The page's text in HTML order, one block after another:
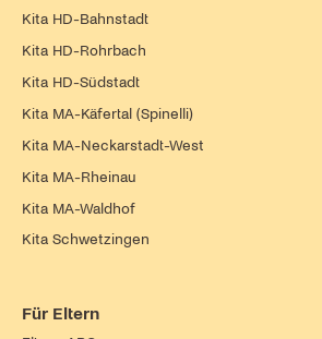
Kita HD-Bahnstadt
Kita HD-Rohrbach
Kita HD-Südstadt
Kita MA-Käfertal (Spinelli)
Kita MA-Neckarstadt-West
Kita MA-Rheinau
Kita MA-Waldhof
Kita Schwetzingen
Für Eltern